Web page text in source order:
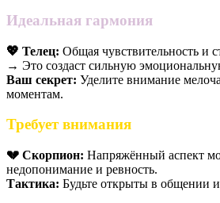
Идеальная гармония
💖 Телец: Общая чувствительность и
→ Это создаст сильную
Ваш секрет: Уделите внимание
моментам.
Требует внимания
💔 Скорпион: Напряжённый аспект
недопонимание и ревность.
Тактика: Будьте открыты в общении